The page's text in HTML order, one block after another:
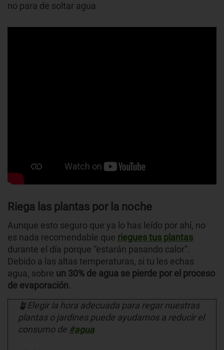
no para de soltar agua
Riega las plantas por la noche
Aunque esto seguro que ya lo has leído por ahí, no
es nada recomendable que riegues tus plantas
durante el día porque “estarán pasando calor”.
Debido a las altas temperaturas, si tu les echas
agua, sobre un 30% de agua se pierde por el proceso
de evaporación.
🪴Elegir la hora adecuada para regar nuestras
plantas o jardines puede ayudarnos a reducir el
consumo de #agua